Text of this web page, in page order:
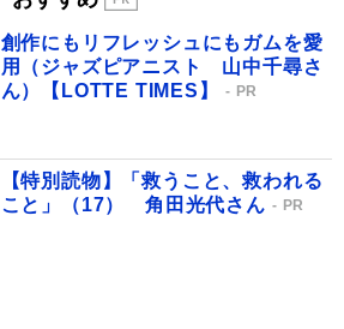
創作にもリフレッシュにもガムを愛
用（ジャズピアニスト 山中千尋さ
ん）【LOTTE TIMES】
PR
【特別読物】「救うこと、救われる
こと」（17） 角田光代さん
PR